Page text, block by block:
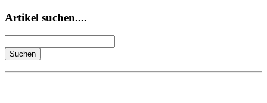
Artikel suchen....